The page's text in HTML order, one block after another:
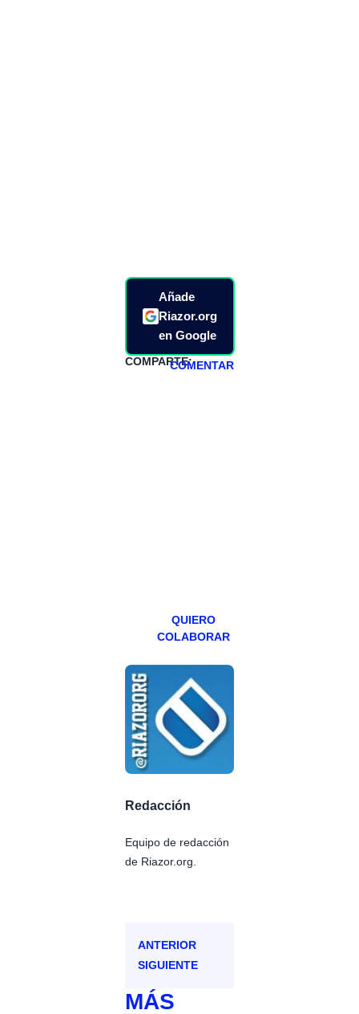
Añade
Riazor.org
en Google
COMPARTE:COMENTAR
QUIERO
COLABORAR
Redacción
Equipo de redacción
de Riazor.org.
ANTERIOR
SIGUIENTE
MÁS